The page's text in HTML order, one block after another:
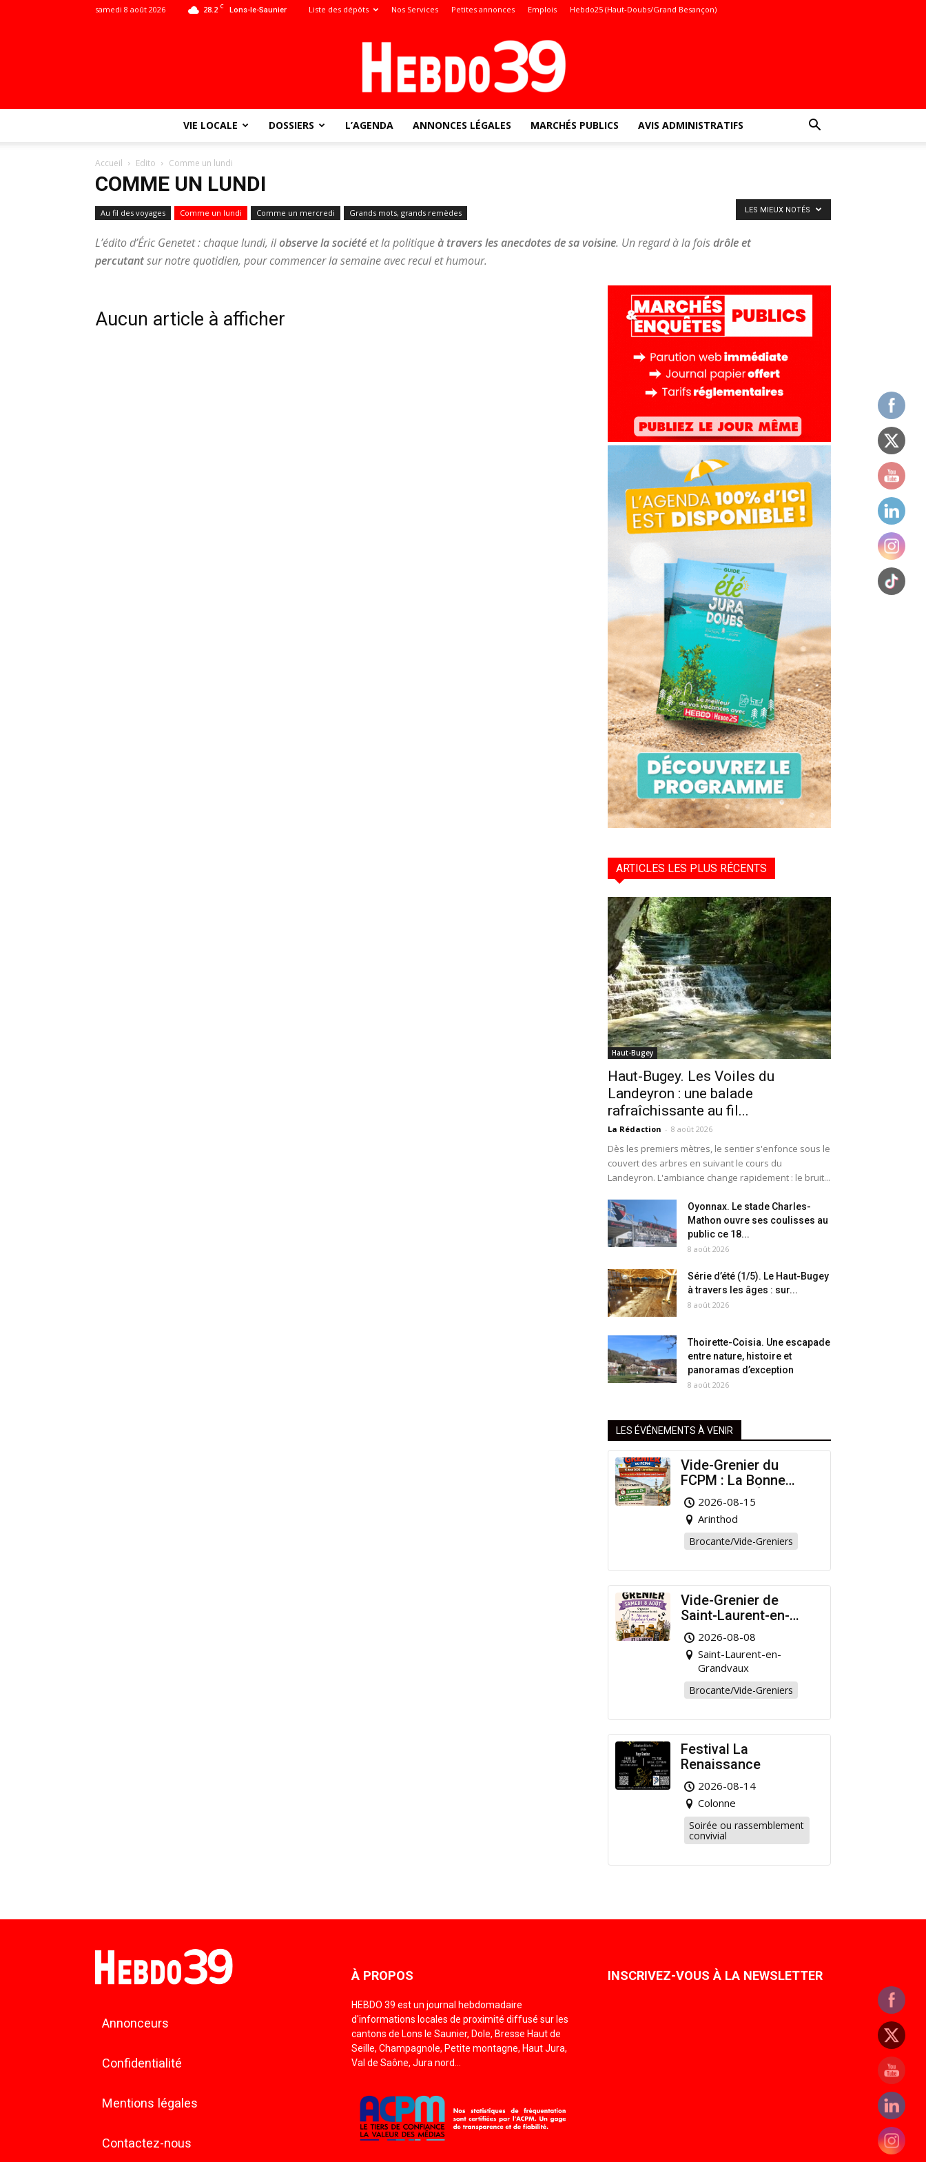
28.2 C Lons-le-Saunier
samedi 8 août 2026 Liste des dépôts Nos Services Petites annonces Emplois Hebdo25 (Haut-Doubs/Grand Besançon)
VIE LOCALE DOSSIERS L’AGENDA ANNONCES LÉGALES MARCHÉS PUBLICS AVIS ADMINISTRATIFS
Accueil Edito Comme un lundi
COMME UN LUNDI
Au fil des voyages Comme un lundi Comme un mercredi Grands mots, grands remèdes
L’édito d’Éric Genetet : chaque lundi, ilobserve la sociétéet la politiqueà travers les anecdotes de sa voisine. Un regard à la foisdrôle et
percutantsur notre quotidien, pour commencer la semaine avec recul et humour.
LES MIEUX NOTÉS
Aucun article à afficher
ARTICLES LES PLUS RÉCENTS
Haut-Bugey
Haut-Bugey. Les Voiles du
Landeyron : une balade
rafraîchissante au fil...
La Rédaction - 8 août 2026
Dès les premiers mètres, le sentier s'enfonce sous le
couvert des arbres en suivant le cours du
Landeyron. L'ambiance change rapidement : le bruit...
Oyonnax. Le stade Charles-
Mathon ouvre ses coulisses au
public ce 18...
8 août 2026
Série d’été (1/5). Le Haut-Bugey
à travers les âges : sur...
8 août 2026
Thoirette-Coisia. Une escapade
entre nature, histoire et
panoramas d’exception
8 août 2026
LES ÉVÉNEMENTS À VENIR
Vide-Grenier du
FCPM : La Bonne
Affaire de l’Été à
Arinthod !
2026-08-15
Arinthod
Brocante/Vide-Greniers
Vide-Grenier de
Saint-Laurent-en-
Grandvaux : Venez
chiner pour la bonne
cause !
2026-08-08
Saint-Laurent-en-
Grandvaux
Brocante/Vide-Greniers
Festival La
Renaissance
2026-08-14
Colonne
Soirée ou rassemblement
convivial